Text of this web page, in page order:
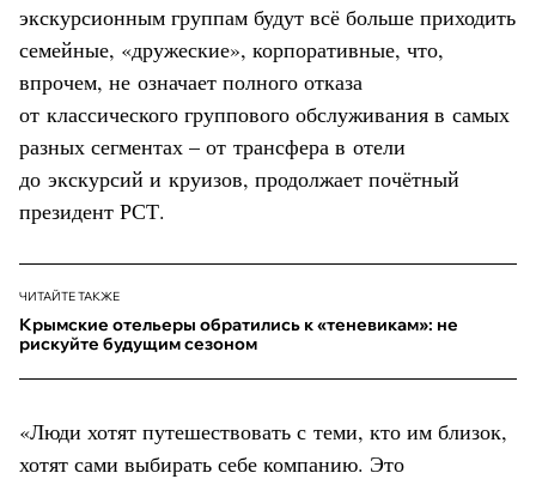
экскурсионным группам будут всё больше приходить
семейные, «дружеские», корпоративные, что,
впрочем, не означает полного отказа
от классического группового обслуживания в самых
разных сегментах – от трансфера в отели
до экскурсий и круизов, продолжает почётный
президент РСТ.
ЧИТАЙТЕ ТАКЖЕ
Крымские отельеры обратились к «теневикам»: не
рискуйте будущим сезоном
«Люди хотят путешествовать с теми, кто им близок,
хотят сами выбирать себе компанию. Это